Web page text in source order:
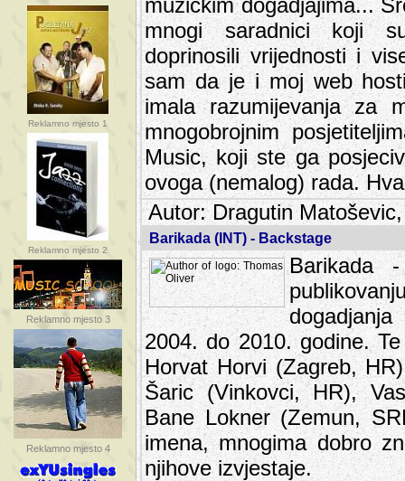
Reklamno mjesto 1
Reklamno mjesto 2
Reklamno mjesto 3
Reklamno mjesto 4
muzickim dogadjajima...
mnogi saradnici koji
doprinosili vrijednosti i
sam da je i moj web
imala razumijevanja za
mnogobrojnim
Music, koji ste ga
ovoga (nemalog) rada.
Autor: Dragutin
Barikada (INT) - Backstage
Barikada
2004. do 2010. godine.
Horvat Horvi (Zagreb,
Šaric (Vinkovci, HR),
Bane Lokner (Zemun,
imena, mnogima dobro
njihove izvjestaje.